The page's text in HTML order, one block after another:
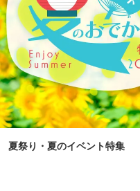
夏祭り・夏のイベント特集